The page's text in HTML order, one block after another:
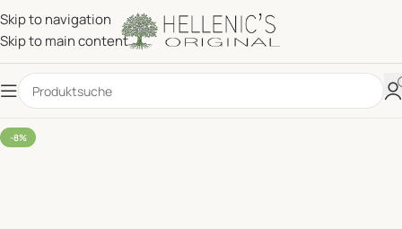
Skip to navigation
Skip to main content
-8%